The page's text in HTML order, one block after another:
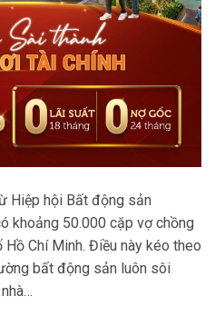
Hiệp hội Bất động sản
khoảng 50.000 cặp vợ chồng
Chí Minh. Điều này kéo theo
bất động sản luôn sôi